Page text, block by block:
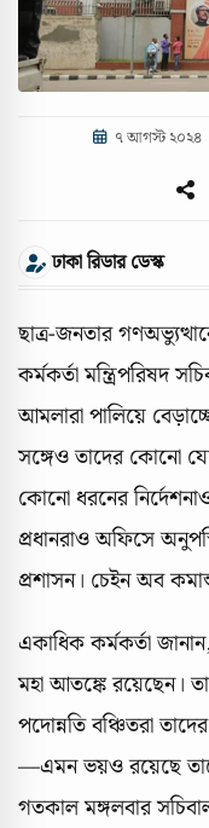
৭ আগস্ট ২০২৪
ঢাকা রিডার ডেস্ক
ছাত্র-জনতার
কর্মকর্তা মন্ত্রিপরিষদ
আমলারা পালিয়ে
সঙ্গেও তাদের কোনো
কোনো ধরনের
প্রধানরাও অফিসে
প্রশাসন। চেইন অব
একাধিক কর্মকর্তা
মহা আতঙ্কে রয়েছেন।
পদোন্নতি বঞ্চিতরা
—এমন ভয়ও রয়েছে
গতকাল মঙ্গলবার